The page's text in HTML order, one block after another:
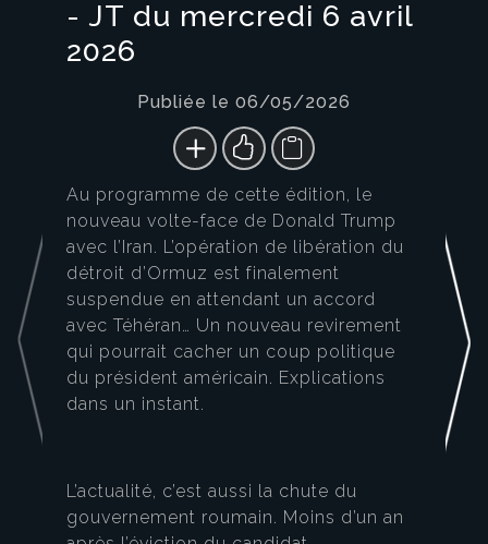
- JT du mercredi 6 avril
2026
Publiée le 06/05/2026
Au programme de cette édition, le
nouveau volte-face de Donald Trump
avec l’Iran. L’opération de libération du
détroit d’Ormuz est finalement
suspendue en attendant un accord
avec Téhéran… Un nouveau revirement
qui pourrait cacher un coup politique
du président américain. Explications
dans un instant.
L’actualité, c’est aussi la chute du
gouvernement roumain. Moins d’un an